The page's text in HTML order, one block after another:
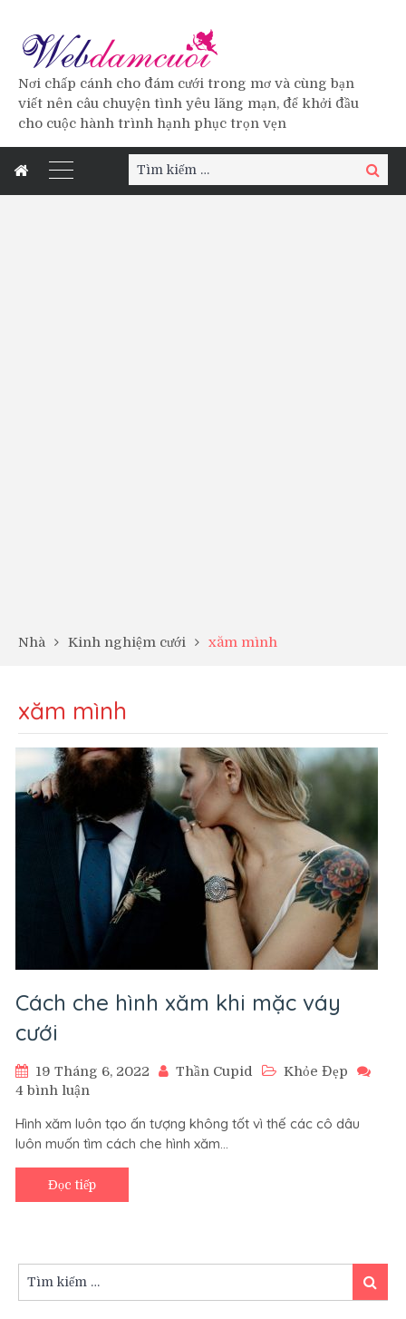
Nơi chấp cánh cho đám cưới trong mơ và cùng bạn
viết nên câu chuyện tình yêu lãng mạn, để khởi đầu
cho cuộc hành trình hạnh phục trọn vẹn
Tìm
kiếm:
Tìm
kiếm
Nhà Kinh nghiệm cưới xăm mình
xăm mình
Cách che hình xăm khi mặc váy
cưới
19 Tháng 6, 2022 Thần Cupid
Khỏe Đẹp
4 bình luận
che
hình
xăm
khi
mặc
Hình xăm luôn tạo ấn tượng không tốt vì thế các cô dâu
luôn muốn tìm cách che hình xăm…
Đọc tiếp
kiếm:
Tìm
kiếm